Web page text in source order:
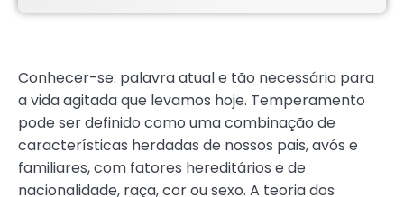
Conhecer-se: palavra atual e tão necessária para
a vida agitada que levamos hoje. Temperamento
pode ser definido como uma combinação de
características herdadas de nossos pais, avós e
familiares, com fatores hereditários e de
nacionalidade, raça, cor ou sexo. A teoria dos